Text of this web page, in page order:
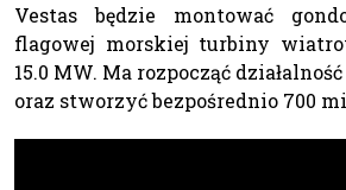
Vestas będzie montować
flagowej morskiej turbiny
15.0 MW. Ma rozpocząć
oraz stworzyć bezpośrednio 700